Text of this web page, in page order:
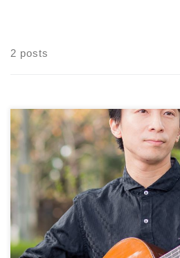
2 posts
こんにちは、イハラ音楽教室の伊原
に、希望が丘の美容室Be-1EASTに […]